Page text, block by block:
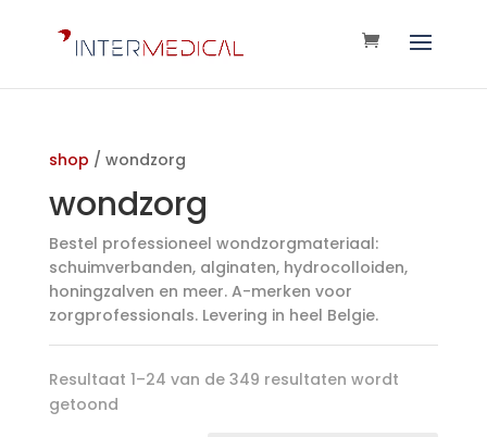
shop / wondzorg
wondzorg
Bestel professioneel wondzorgmateriaal:
schuimverbanden, alginaten, hydrocolloiden,
honingzalven en meer. A-merken voor
zorgprofessionals. Levering in heel Belgie.
Resultaat 1–24 van de 349 resultaten wordt
getoond